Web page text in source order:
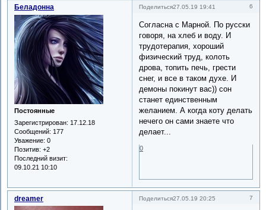
Поделиться 6
27.05.19 19:41
Беладонна
Постоянные
Зарегистрирован: 17.12.18
Сообщений: 177
Уважение: 0
Позитив: +2
Последний визит:
09.10.21 10:10
Согласна с Марной. По русски
говоря, на хлеб и воду. И
трудотерапия, хороший
физический труд, колоть
дрова, топить печь, грести
снег, и все в таком духе. И
демоны покинут вас)) сон
станет единственным
желанием. А когда коту делать
нечего он сами знаете что
делает...
0
Поделиться 7
27.05.19 20:25
dreamer